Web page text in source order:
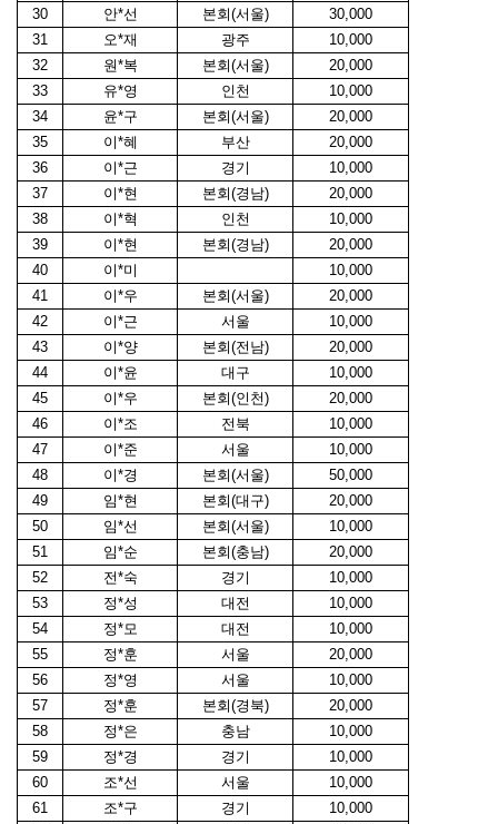
30
안*선 본회(서울)
30,000
31
오*재 광주
10,000
32
원*복 본회(서울)
20,000
33
유*영 인천
10,000
34
윤*구 본회(서울)
20,000
35
이*혜 부산
20,000
36
이*근 경기
10,000
37
이*현 본회(경남)
20,000
38
이*혁 인천
10,000
39
이*현 본회(경남)
20,000
40
이*미
10,000
41
이*우 본회(서울)
20,000
42
이*근 서울
10,000
43
이*양 본회(전남)
20,000
44
이*윤 대구
10,000
45
이*우 본회(인천)
20,000
46
이*조 전북
10,000
47
이*준 서울
10,000
48
이*경 본회(서울)
50,000
49
임*현 본회(대구)
20,000
50
임*선 본회(서울)
10,000
51
임*순 본회(충남)
20,000
52
전*숙 경기
10,000
53
정*성 대전
10,000
54
정*모 대전
10,000
55
정*훈 서울
20,000
56
정*영 서울
10,000
57
정*훈 본회(경북)
20,000
58
정*은 충남
10,000
59
정*경 경기
10,000
60
조*선 서울
10,000
61
조*구 경기
10,000